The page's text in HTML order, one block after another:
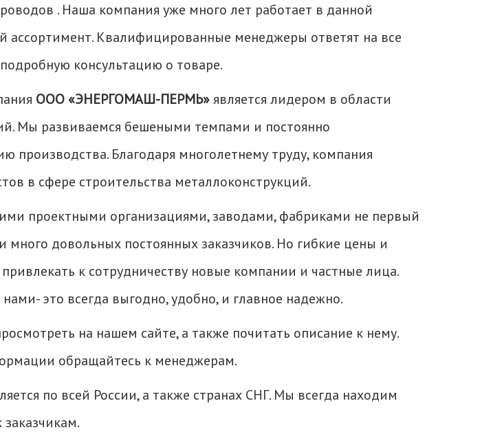
. Наша компания уже много лет работает в данной
ассортимент. Квалифицированные менеджеры ответят на все
консультацию о товаре.
ООО «ЭНЕРГОМАШ-ПЕРМЬ»является лидером в области
Мы развиваемся бешеными темпами и постоянно
производства. Благодаря многолетнему труду, компания
в сфере строительства металлоконструкций.
проектными организациями, заводами, фабриками не первый
много довольных постоянных заказчиков. Но гибкие цены и
к сотрудничеству новые компании и частные лица.
это всегда выгодно, удобно, и главное надежно.
на нашем сайте, а также почитать описание к нему.
обращайтесь к менеджерам.
по всей России, а также странах СНГ. Мы всегда находим